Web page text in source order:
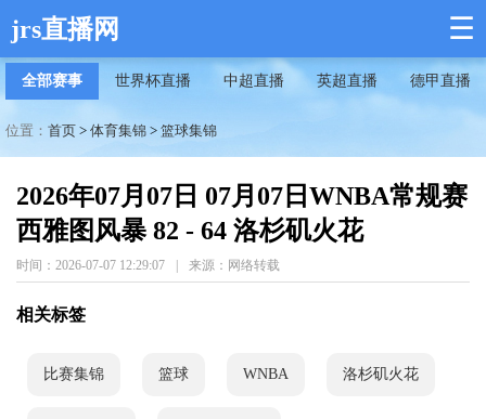
jrs直播网 ☰
全部赛事 世界杯直播 中超直播 英超直播 德甲直播
位置： 首页 > 体育集锦 > 篮球集锦
2026年07月07日 07月07日WNBA常规赛
西雅图风暴 82 - 64 洛杉矶火花
时间：2026-07-07 12:29:07 来源：网络转载
相关标签
比赛集锦 篮球 WNBA 洛杉矶火花